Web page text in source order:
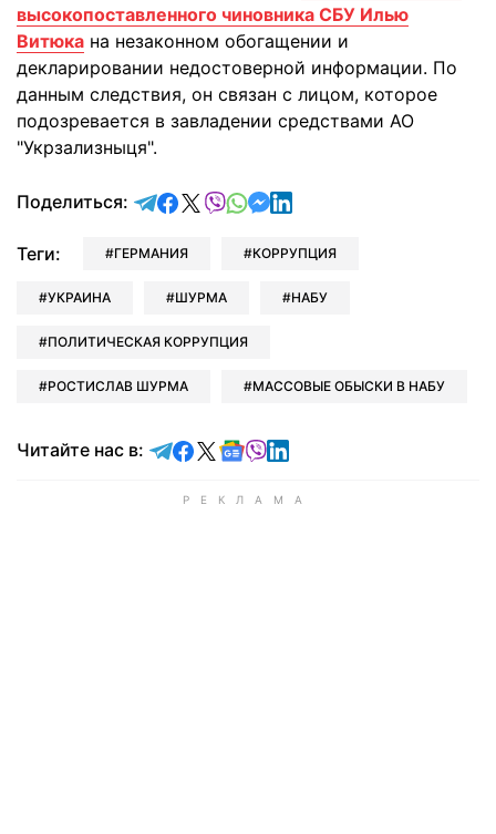
высокопоставленного чиновника СБУ Илью
Витюка на незаконном обогащении и
декларировании недостоверной информации. По
данным следствия, он связан с лицом, которое
подозревается в завладении средствами АО
"Укрзализныця".
Поделиться: отправить в Telegram
поделиться в Facebook
поделиться в X
отправить в Viber
отправить в Whatsapp
отправить в Messenger
отправить в LinkedIn
Теги: ГЕРМАНИЯ КОРРУПЦИЯ
УКРАИНА ШУРМА НАБУ
ПОЛИТИЧЕСКАЯ КОРРУПЦИЯ
РОСТИСЛАВ ШУРМА МАССОВЫЕ ОБЫСКИ В НАБУ
Читайте нас в: Читайте в Telegram
Читайте в Facebook
Читайте в X
Читайте в Google news
Читайте в Viber
Читайте в LinkedIn